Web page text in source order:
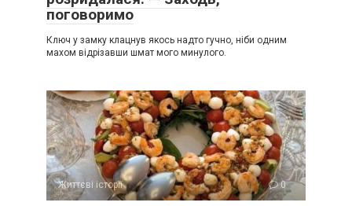
поговоримо
Ключ у замку клацнув якось надто гучно, ніби одним
махом відрізавши шмат мого минулого.
Життєві історії 0